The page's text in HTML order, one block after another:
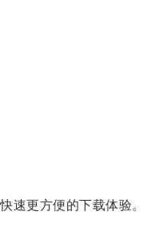
更方便的下载体验。